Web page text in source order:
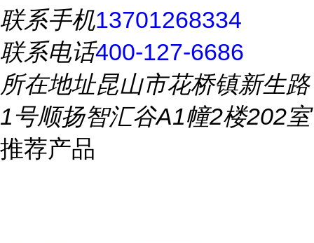
联系手机13701268334
联系电话400-127-6686
所在地址昆山市花桥镇新生路
1号顺扬智汇谷A1幢2楼202室
推荐产品